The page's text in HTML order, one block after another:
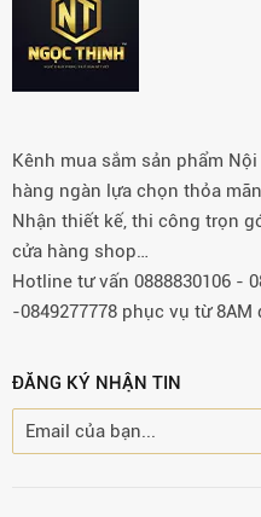
Kênh mua sắm sản phẩm
hàng ngàn lựa chọn thỏa
Nhận thiết kế, thi công trọn
cửa hàng shop…
Hotline tư vấn 0888830106 -
-0849277778 phục vụ từ
ĐĂNG KÝ NHẬN TIN